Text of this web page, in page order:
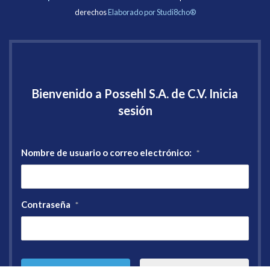
derechosElaborado por Studi8cho®
Bienvenido a Possehl S.A. de C.V. Inicia
sesión
Nombre de usuario o correo electrónico: *
Contraseña *